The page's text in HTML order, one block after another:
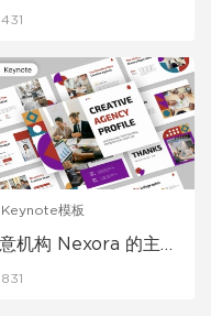
431
Keynote模板
机构 Nexora 的主题
831